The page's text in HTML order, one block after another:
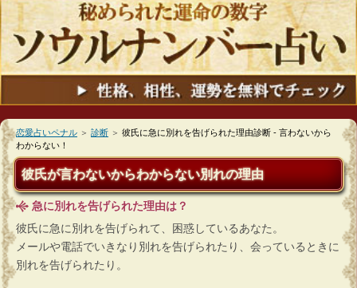
恋愛占いペナル ＞ 診断 ＞ 彼氏に急に別れを告げられた理由診断 - 言わないから
わからない！
彼氏が言わないからわからない別れの理由
急に別れを告げられた理由は？
彼氏に急に別れを告げられて、困惑しているあなた。
メールや電話でいきなり別れを告げられたり、会っているときに
別れを告げられたり。